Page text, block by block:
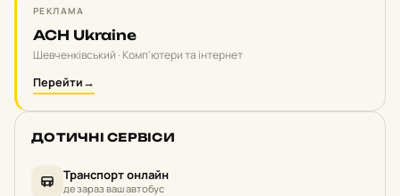
РЕКЛАМА
ACH Ukraine
Шевченківський · Комп'ютери та інтернет
Перейти→
ДОТИЧНІ СЕРВІСИ
Транспорт онлайн
де зараз ваш автобус